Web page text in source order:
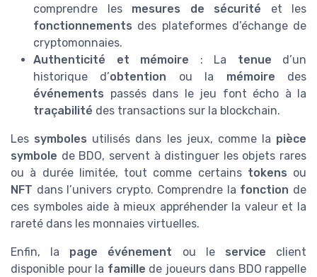
comprendre les mesures de sécurité et les
fonctionnements des plateformes d’échange de
cryptomonnaies.
Authenticité et mémoire : La tenue d’un
historique d’obtention ou la mémoire des
événements passés dans le jeu font écho à la
traçabilité des transactions sur la blockchain.
Les symboles utilisés dans les jeux, comme la pièce
symbole de BDO, servent à distinguer les objets rares
ou à durée limitée, tout comme certains tokens ou
NFT dans l’univers crypto. Comprendre la fonction de
ces symboles aide à mieux appréhender la valeur et la
rareté dans les monnaies virtuelles.
Enfin, la page événement ou le service client
disponible pour la famille de joueurs dans BDO rappelle